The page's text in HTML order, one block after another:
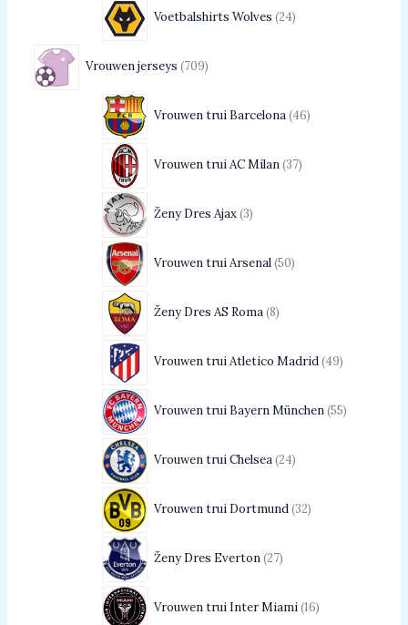
Voetbalshirts Wolves 24
Vrouwen jerseys 709
Vrouwen trui Barcelona 46
Vrouwen trui AC Milan 37
Ženy Dres Ajax 3
Vrouwen trui Arsenal 50
Ženy Dres AS Roma 8
Vrouwen trui Atletico Madrid 49
Vrouwen trui Bayern München 55
Vrouwen trui Chelsea 24
Vrouwen trui Dortmund 32
Ženy Dres Everton 27
Vrouwen trui Inter Miami 16